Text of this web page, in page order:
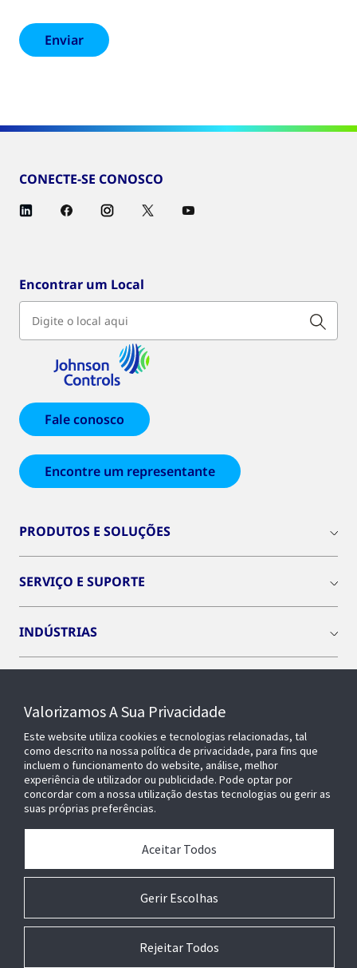
CONECTE-SE CONOSCO
Encontrar um Local
Fale conosco
Encontre um representante
PRODUTOS E SOLUÇÕES
SERVIÇO E SUPORTE
INDÚSTRIAS
SOBRE NÓS
OPENBLUE
EDIFÍCIOS INTELIGENTES
Valorizamos A Sua Privacidade
Este website utiliza cookies e tecnologias relacionadas, tal
como descrito na nossa política de privacidade, para fins que
incluem o funcionamento do website, análise, melhor
experiência de utilizador ou publicidade. Pode optar por
concordar com a nossa utilização destas tecnologias ou gerir as
suas próprias preferências.
Gerir Escolhas
Aceitar Todos
Rejeitar Todos